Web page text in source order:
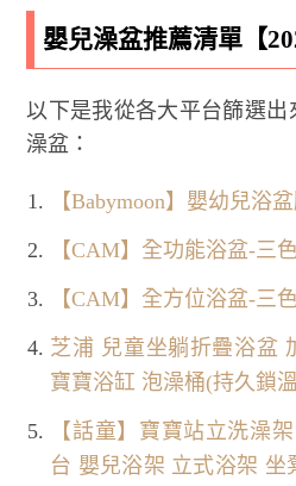
嬰兒澡盆推薦清單【
以下是我從各大平台篩選
澡盆：
【Babymoon】嬰幼兒浴
【CAM】全功能浴盆-三
【CAM】全方位浴盆-三
芝浦 兒童坐躺折疊浴盆
寶寶浴缸 泡澡桶(持久鎖
【話童】寶寶站立洗澡
台 嬰兒浴架 立式浴架 坐